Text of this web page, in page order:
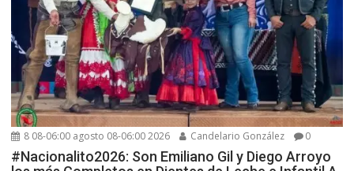
8 08-06:00 agosto 08-06:00 2026 Candelario González 0
#Nacionalito2026: Son Emiliano Gil y Diego Arroyo